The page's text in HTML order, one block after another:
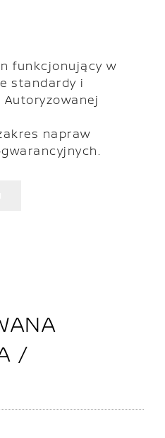
funkcjonujący w
standardy i
napraw
/